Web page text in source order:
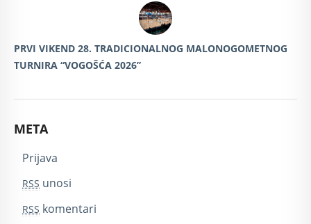
PRVI VIKEND 28. TRADICIONALNOG MALONOGOMETNOG
TURNIRA “VOGOŠĆA 2026”
META
Prijava
RSS unosi
RSS komentari